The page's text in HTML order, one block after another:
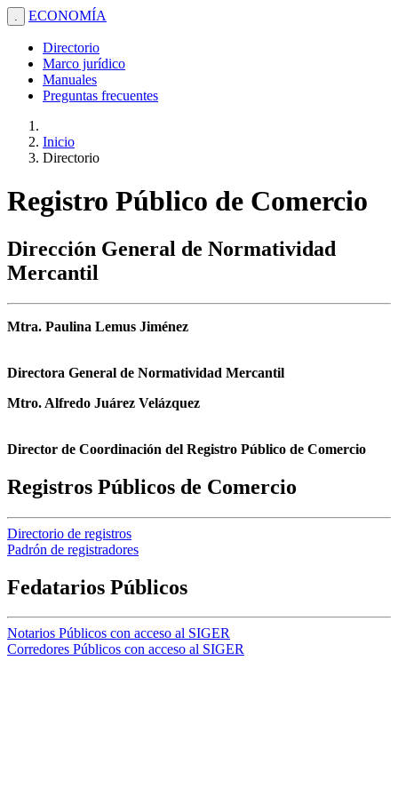
. ECONOMÍA
Directorio
Marco jurídico
Manuales
Preguntas frecuentes
Inicio
Directorio
Registro Público de Comercio
Dirección General de Normatividad
Mercantil
Mtra. Paulina Lemus Jiménez
Directora General de Normatividad Mercantil
Mtro. Alfredo Juárez Velázquez
Director de Coordinación del Registro Público de Comercio
Registros Públicos de Comercio
Directorio de registros
Padrón de registradores
Fedatarios Públicos
Notarios Públicos con acceso al SIGER
Corredores Públicos con acceso al SIGER